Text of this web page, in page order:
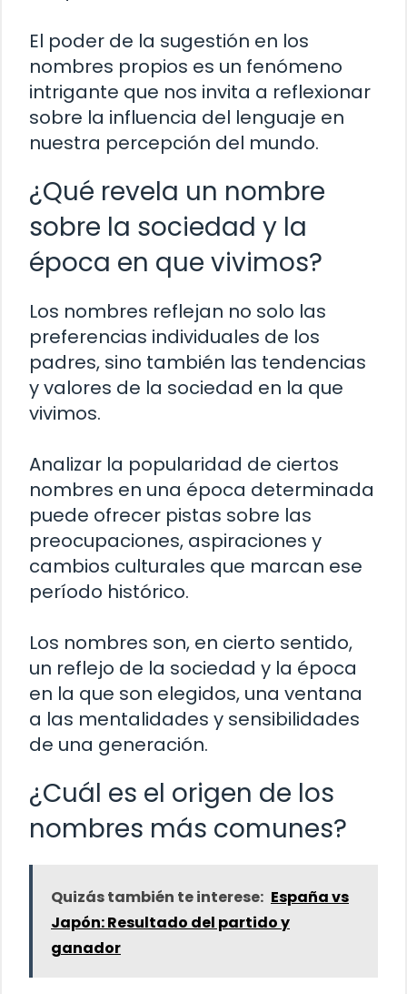
El poder de la sugestión en los
nombres propios es un fenómeno
intrigante que nos invita a reflexionar
sobre la influencia del lenguaje en
nuestra percepción del mundo.
¿Qué revela un nombre
sobre la sociedad y la
época en que vivimos?
Los nombres reflejan no solo las
preferencias individuales de los
padres, sino también las tendencias
y valores de la sociedad en la que
vivimos.
Analizar la popularidad de ciertos
nombres en una época determinada
puede ofrecer pistas sobre las
preocupaciones, aspiraciones y
cambios culturales que marcan ese
período histórico.
Los nombres son, en cierto sentido,
un reflejo de la sociedad y la época
en la que son elegidos, una ventana
a las mentalidades y sensibilidades
de una generación.
¿Cuál es el origen de los
nombres más comunes?
Quizás también te interese: España vs
Japón: Resultado del partido y
ganador